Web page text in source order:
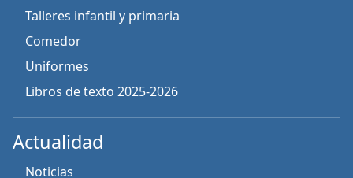
Talleres infantil y primaria
Comedor
Uniformes
Libros de texto 2025-2026
Actualidad
Noticias